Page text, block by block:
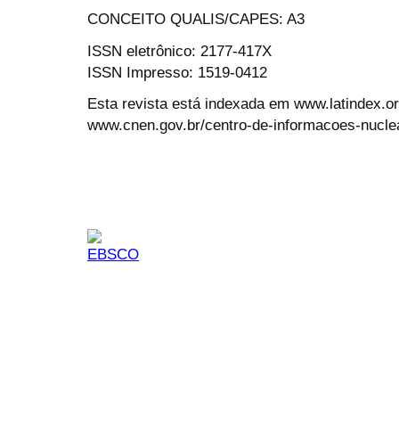
CONCEITO QUALIS/CAPES: A3
ISSN eletrônico: 2177-417X
ISSN Impresso: 1519-0412
Esta revista está indexada em
www.cnen.gov.br/centro-de-informacoes-